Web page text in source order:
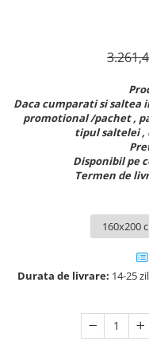
Daca cumparati si saltea
promotional /pachet ,
tipul saltelei ,
Disponibil pe
Termen de
Durata de livrare: 14-25